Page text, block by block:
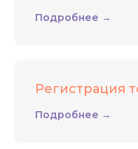
Подробнее →
Регистрация
Подробнее →